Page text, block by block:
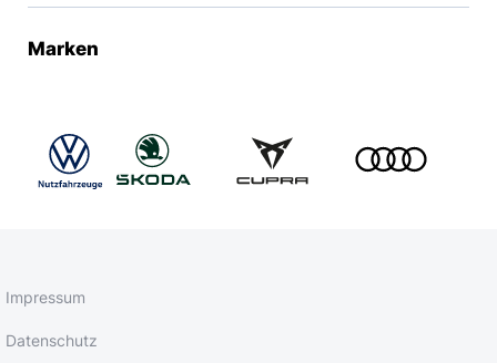
Marken
Impressum
Datenschutz